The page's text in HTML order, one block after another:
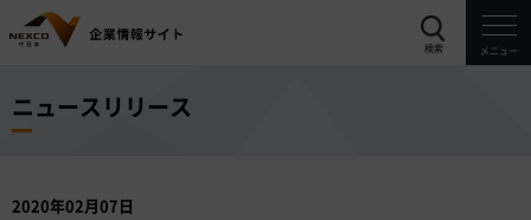
検索 メニュー
ニュースリリース
2020年02月07日